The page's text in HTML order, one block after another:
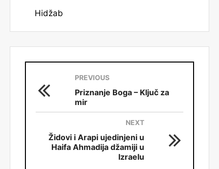
Hidžab
PREVIOUS
Priznanje Boga – Ključ za
mir
NEXT
Židovi i Arapi ujedinjeni u
Haifa Ahmadija džamiji u
Izraelu